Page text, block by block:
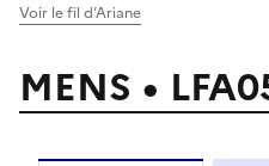
Voir le fil d’Ariane
MENS •